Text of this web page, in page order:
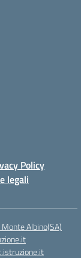
Policy
legali
Albino(SA)